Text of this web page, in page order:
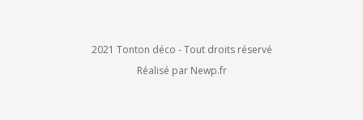
2021 Tonton déco - Tout droits réservé
Réalisé par Newp.fr